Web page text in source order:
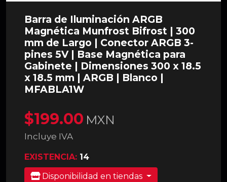
Barra de Iluminación ARGB
Magnética Munfrost Bifrost | 300
mm de Largo | Conector ARGB 3-
pines 5V | Base Magnética para
Gabinete | Dimensiones 300 x 18.5
x 18.5 mm | ARGB | Blanco |
MFABLA1W
$199.00 MXN
Incluye IVA
EXISTENCIA: 14
Disponibilidad en tiendas